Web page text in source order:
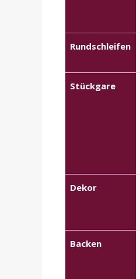
Rundschleifen
Stückgare
Dekor
Backen